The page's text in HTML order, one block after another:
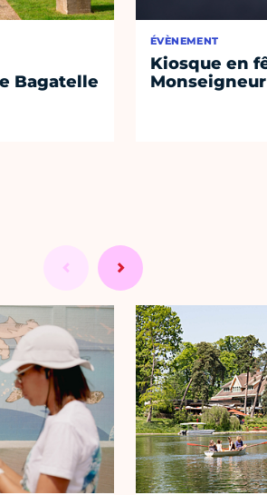
Bagatelle
ÉVÈNEMENT
Kiosque en